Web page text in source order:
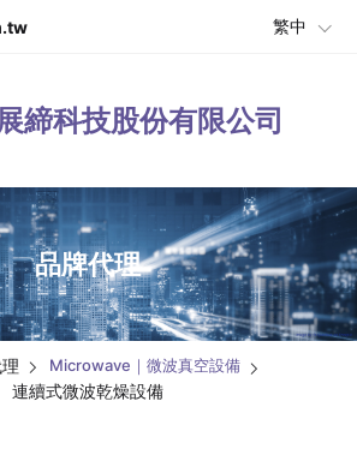
繁中
締科技股份有限公司
品牌代理
Microwave｜微波真空設備
連續式微波乾燥設備